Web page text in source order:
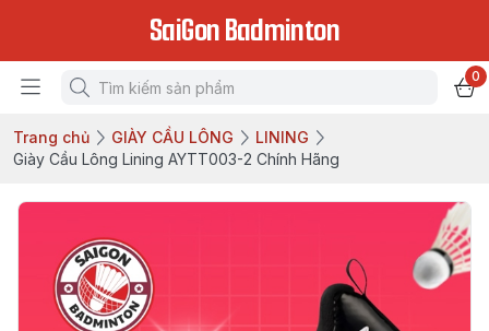
SaiGon Badminton
0
Trang chủ GIÀY CẦU LÔNG
LINING
Giày Cầu Lông Lining AYTT003-2 Chính Hãng